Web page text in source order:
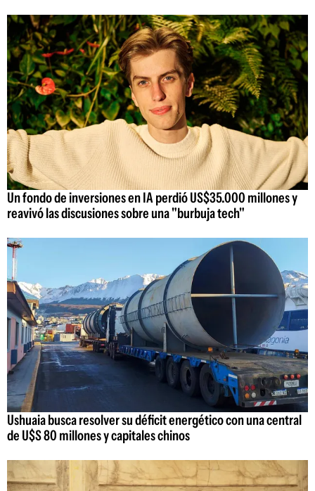
Un fondo de inversiones en IA perdió US$35.000 millones y
reavivó las discusiones sobre una "burbuja tech"
Ushuaia busca resolver su déficit energético con una central
de U$S 80 millones y capitales chinos